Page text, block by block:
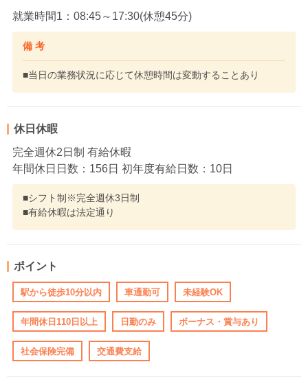
就業時間1：08:45～17:30(休憩45分)
備 考
■当日の業務状況に応じて休憩時間は変動することあり
休日休暇
完全週休2日制 有給休暇
年間休日日数：156日 初年度有給日数：10日
■シフト制※完全週休3日制
■有給休暇は法定通り
ポイント
駅から徒歩10分以内 車通勤可 未経験OK
年間休日110日以上 日勤のみ ボーナス・賞与あり
社会保険完備 交通費支給